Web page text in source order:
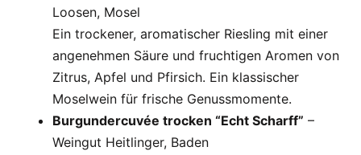
Loosen, Mosel
Ein trockener, aromatischer Riesling mit einer
angenehmen Säure und fruchtigen Aromen von
Zitrus, Apfel und Pfirsich. Ein klassischer
Moselwein für frische Genussmomente.
Burgundercuvée trocken “Echt Scharff” –
Weingut Heitlinger, Baden